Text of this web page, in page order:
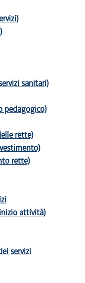
sanitari)
pedagogico)
rette)
rette)
attività)
servizi